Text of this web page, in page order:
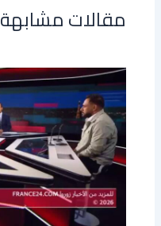
مقالات مشابهة